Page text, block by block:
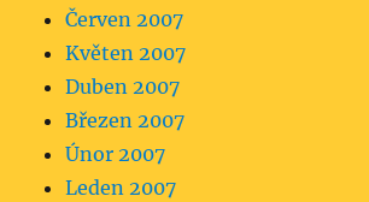
Červen 2007
Květen 2007
Duben 2007
Březen 2007
Únor 2007
Leden 2007